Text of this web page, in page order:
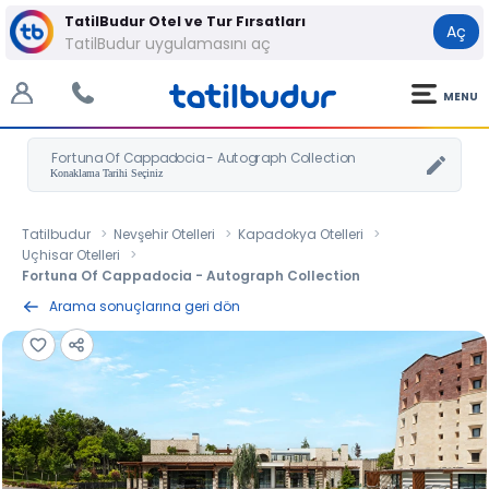
TatilBudur Otel ve Tur Fırsatları
TatilBudur uygulamasını aç
Aç
MENU
Fortuna Of Cappadocia - Autograph Collection
Tatilbudur Nevşehir Otelleri
Kapadokya Otelleri
Uçhisar Otelleri
Fortuna Of Cappadocia - Autograph Collection
Arama sonuçlarına geri dön